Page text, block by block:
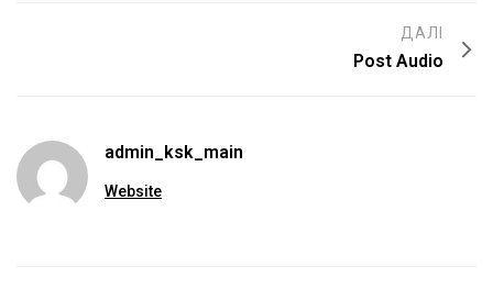
ДАЛІ
Post Audio
admin_ksk_main
Website